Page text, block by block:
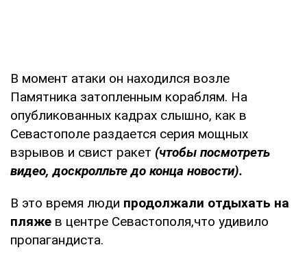
В момент атаки он находился возле
Памятника затопленным кораблям. На
опубликованных кадрах слышно, как в
Севастополе раздается серия мощных
взрывов и свист ракет (чтобы посмотреть
видео, доскролльте до конца новости).
В это время люди продолжали отдыхать на
пляже в центре Севастополя,что удивило
пропагандиста.